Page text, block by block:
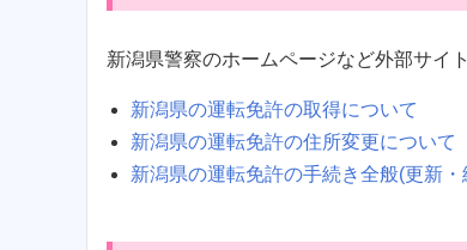
新潟県警察のホームページなど外部サイ
新潟県の運転免許の取得について
新潟県の運転免許の住所変更について
新潟県の運転免許の手続き全般(更新